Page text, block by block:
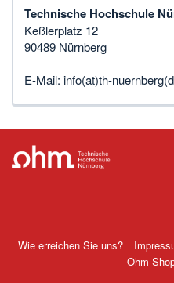
Technische Hochschule
Keßlerplatz 12
90489 Nürnberg
E-Mail: info(at)th-
Wie erreichen Sie uns?
Ohm-